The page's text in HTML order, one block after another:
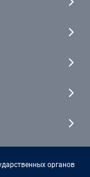
органов